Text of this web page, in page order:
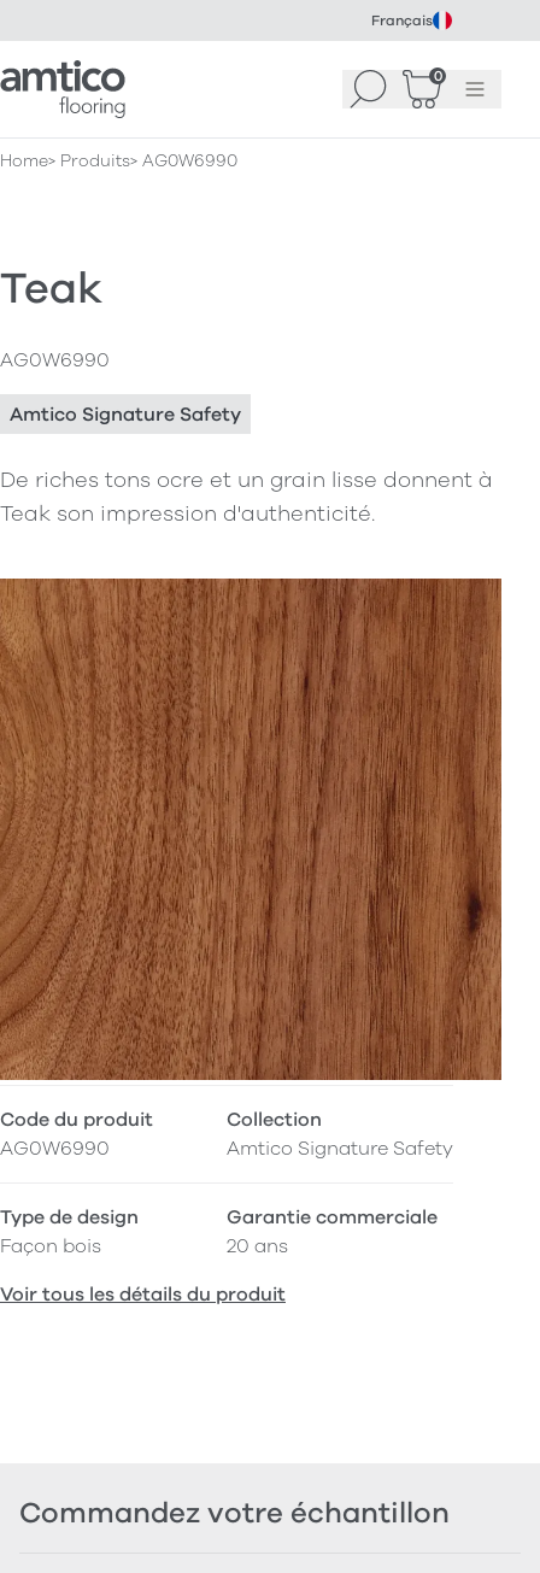
Français
Amtico Flooring Recherche
0
Panier(0)
Menu
Home Produits AG0W6990
Teak
AG0W6990
Amtico Signature Safety
De riches tons ocre et un grain lisse donnent à
Teak son impression d'authenticité.
Code du produit
AG0W6990
Collection
Amtico Signature Safety
Type de design
Façon bois
Garantie commerciale
20 ans
Voir tous les détails du produit
Commandez votre échantillon